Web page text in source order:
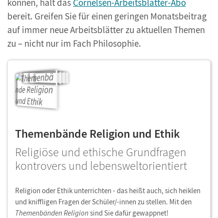
können, hält das Cornelsen-Arbeitsblätter-Abo
bereit. Greifen Sie für einen geringen Monatsbeitrag
auf immer neue Arbeitsblätter zu aktuellen Themen
zu – nicht nur im Fach Philosophie.
Themenbände Religion und Ethik
Religiöse und ethische Grundfragen
kontrovers und lebensweltorientiert
Religion oder Ethik unterrichten - das heißt auch, sich heiklen
und kniffligen Fragen der Schüler/-innen zu stellen. Mit den
Themenbänden Religion sind Sie dafür gewappnet!